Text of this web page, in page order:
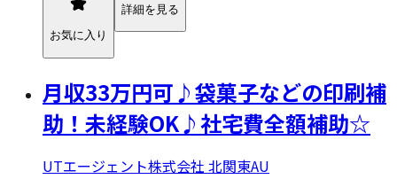
お気に入り
詳細を見る
月収33万円可♪袋菓子などの印刷補
助！未経験OK♪社宅費全額補助☆
UTエージェント株式会社 北関東AU